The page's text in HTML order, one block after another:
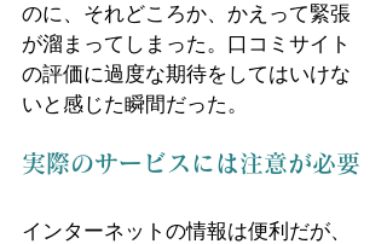
のに、それどころか、かえって緊張
が溜まってしまった。口コミサイト
の評価に過度な期待をしてはいけな
いと感じた瞬間だった。
実際のサービスには注意が必要
インターネットの情報は便利だが、